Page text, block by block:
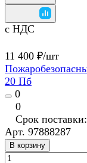
с НДС
11 400 ₽/шт
20 Пб
0
0
Срок
Арт. 97888287
В корзину